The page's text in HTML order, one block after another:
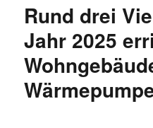
Rund drei
Jahr 2025